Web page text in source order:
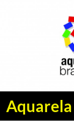
Pesquisar
PULAR